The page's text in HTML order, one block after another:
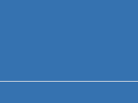
送いたします。「お取り
の場合、例外もあります)